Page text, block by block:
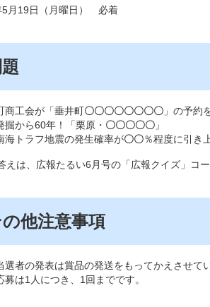
5月19日（月曜日） 必着
商工会が「垂井町 〇〇〇〇〇〇〇〇 」の予約
掘から60年！「栗原・ 〇〇〇〇〇 」
海トラフ地震の発生確率が〇〇％程度に引き
えは、広報たるい6月号の「広報クイズ」コ
他注意事項
選者の発表は賞品の発送をもってかえさせて
募は1人につき、1回までです。